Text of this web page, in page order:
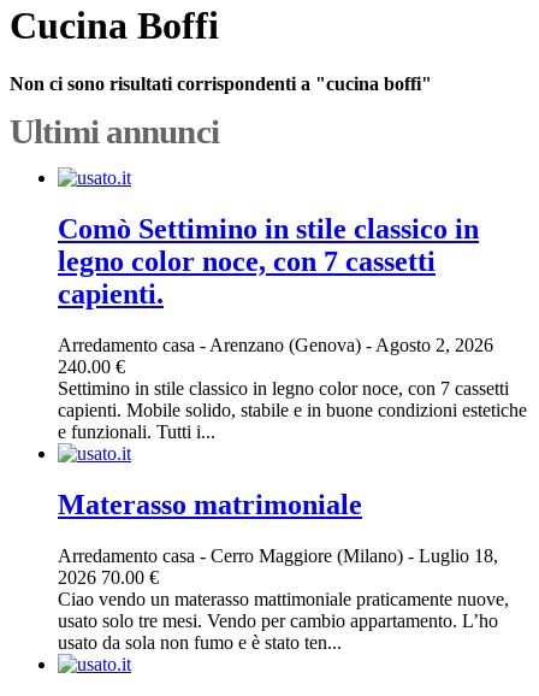
Cucina Boffi
Non ci sono risultati corrispondenti a "cucina boffi"
Ultimi annunci
Comò Settimino in stile classico in
legno color noce, con 7 cassetti
capienti.
Arredamento casa - Arenzano (Genova) - Agosto 2, 2026
240.00 €
Settimino in stile classico in legno color noce, con 7 cassetti
capienti. Mobile solido, stabile e in buone condizioni estetiche
e funzionali. Tutti i...
Materasso matrimoniale
Arredamento casa - Cerro Maggiore (Milano) - Luglio 18,
2026 70.00 €
Ciao vendo un materasso mattimoniale praticamente nuove,
usato solo tre mesi. Vendo per cambio appartamento. L’ho
usato da sola non fumo e è stato ten...